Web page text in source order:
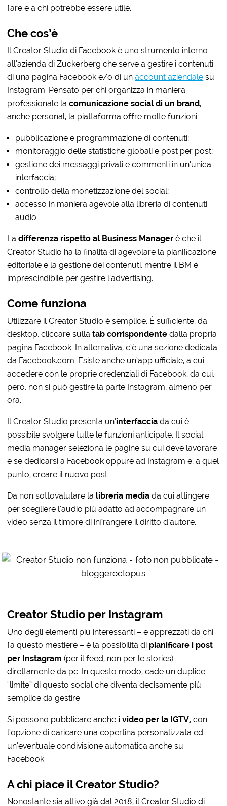
fare e a chi potrebbe essere utile.
Che cos’è
Il Creator Studio di Facebook è uno strumento interno
all’azienda di Zuckerberg che serve a gestire i contenuti
di una pagina Facebook e/o di unaccount aziendale su
Instagram. Pensato per chi organizza in maniera
professionale lacomunicazione social di un brand,
anche personal, la piattaforma offre molte funzioni:
pubblicazione e programmazione di contenuti;
monitoraggio delle statistiche globali e post per post;
gestione dei messaggi privati e commenti in un’unica
interfaccia;
controllo della monetizzazione del social;
accesso in maniera agevole alla libreria di contenuti
audio.
Ladifferenza rispetto al Business Manager è che il
Creator Studio ha la finalità di agevolare la pianificazione
editoriale e la gestione dei contenuti, mentre il BM è
imprescindibile per gestire l’advertising.
Come funziona
Utilizzare il Creator Studio è semplice. È sufficiente, da
desktop, cliccare sulla tab corrispondente dalla propria
pagina Facebook. In alternativa, c’è una sezione dedicata
da Facebook.com. Esiste anche un’app ufficiale, a cui
accedere con le proprie credenziali di Facebook, da cui,
però, non si può gestire la parte Instagram, almeno per
ora.
Il Creator Studio presenta un’interfacciada cui è
possibile svolgere tutte le funzioni anticipate. Il social
media manager seleziona le pagine su cui deve lavorare
e se dedicarsi a Facebook oppure ad Instagram e, a quel
punto, creare il nuovo post.
Da non sottovalutare la libreria media da cui attingere
per scegliere l’audio più adatto ad accompagnare un
video senza il timore di infrangere il diritto d’autore.
Creator Studio per Instagram
Uno degli elementi più interessanti – e apprezzati da chi
fa questo mestiere – è la possibilità di pianificare i post
per Instagram (per il feed, non per le stories)
direttamente da pc. In questo modo, cade un duplice
“limite” di questo social che diventa decisamente più
semplice da gestire.
Si possono pubblicare anche i video per la IGTV, con
l’opzione di caricare una copertina personalizzata ed
un’eventuale condivisione automatica anche su
Facebook.
A chi piace il Creator Studio?
Nonostante sia attivo già dal 2018, il Creator Studio di